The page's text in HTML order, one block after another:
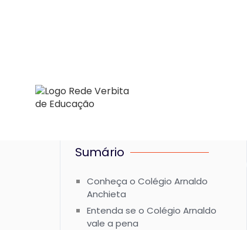
Sumário
Conheça o Colégio Arnaldo
Anchieta
Entenda se o Colégio Arnaldo
vale a pena